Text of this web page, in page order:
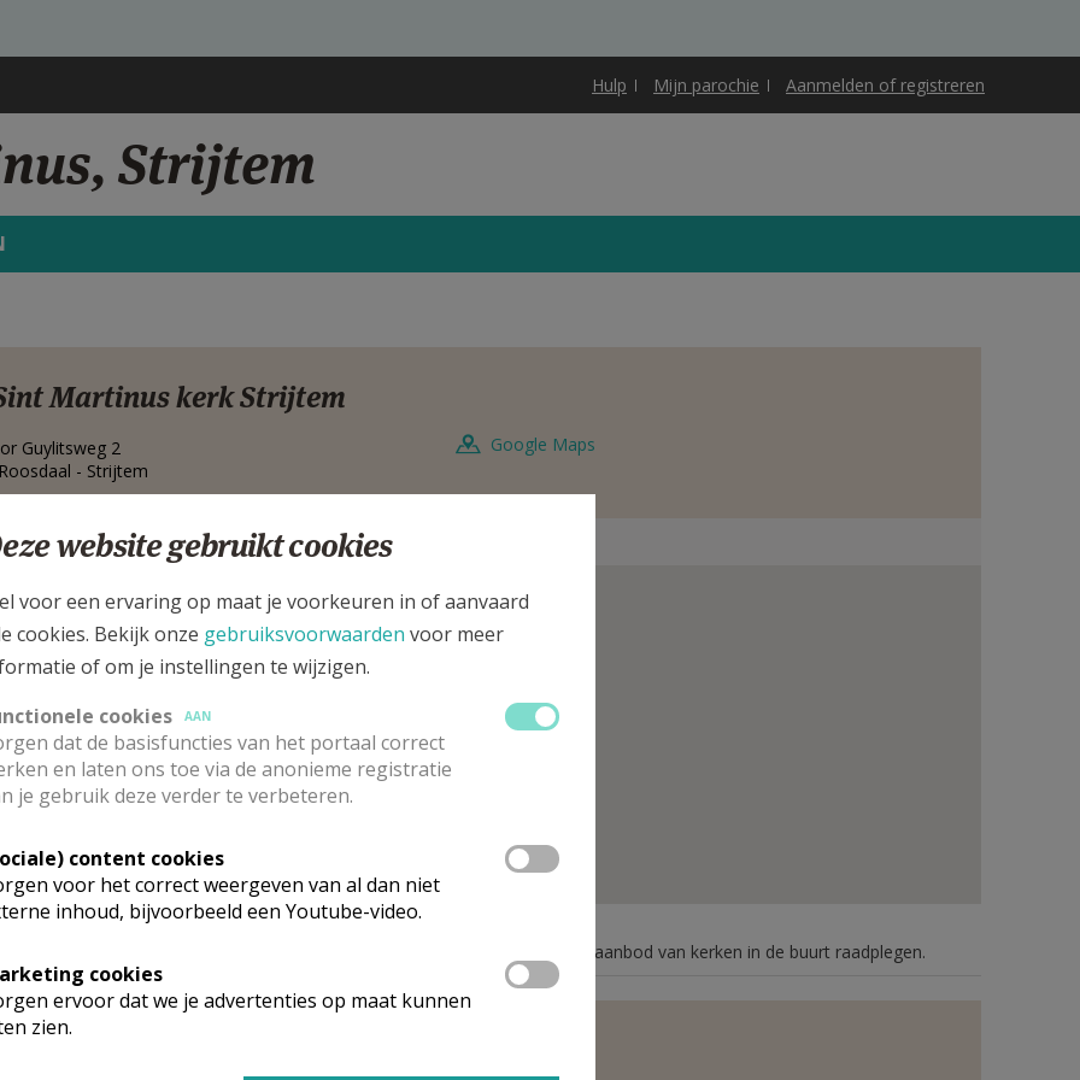
Hulp Mijn parochie Aanmelden of registreren
Strijtem
Martinus kerk Strijtem
Guylitsweg 2
Roosdaal - Strijtem
Google Maps
2, 1760 Roosdaal - Strijtem
vinden geen weekendvieringen plaats. Via de onderstaande lijst kan je het aanbod van kerken in de buurt raadplegen.
website gebruikt cookies
voor een ervaring op maat je voorkeuren in of aanvaard
cookies. Bekijk onze gebruiksvoorwaarden voor meer
of om je instellingen te wijzigen.
cookies
AAN
dat de basisfuncties van het portaal correct
en laten ons toe via de anonieme registratie
je gebruik deze verder te verbeteren.
content cookies
voor het correct weergeven van al dan niet
inhoud, bijvoorbeeld een Youtube-video.
cookies
ervoor dat we je advertenties op maat kunnen
zien.